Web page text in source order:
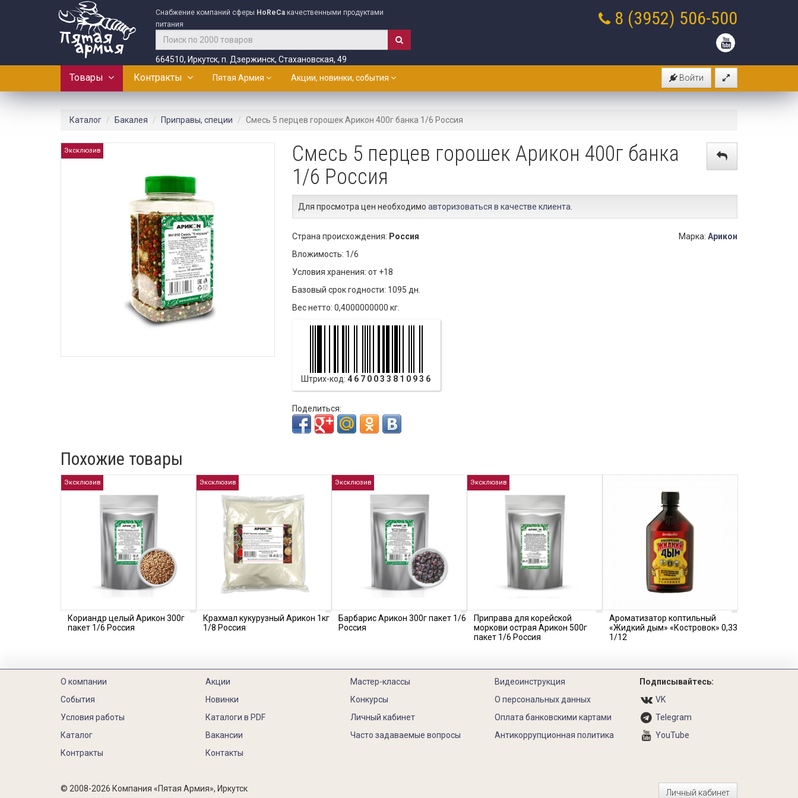
Снабжение компаний сферы HoReCa качественными продуктами
питания
664510, Иркутск, п. Дзержинск, Стахановская, 49
8 (3952) 506-500
Войти
Товары Контракты Пятая Армия Акции, новинки, события
Каталог Бакалея Приправы, специи Смесь 5 перцев горошек Арикон 400г банка 1/6 Россия
Эксклюзив
Смесь 5 перцев горошек Арикон 400г банка
1/6 Россия
Для просмотра цен необходимо авторизоваться в качестве клиента
Страна происхождения: Россия
Вложимость: 1/6
Условия хранения: от +18
Базовый срок годности: 1095 дн.
Вес нетто: 0,4000000000 кг.
Марка: Арикон
Штрих-код: 4670033810936
Поделиться:
Похожие товары
Эксклюзив
Кориандр целый Арикон 300г
пакет 1/6 Россия
Эксклюзив
Крахмал кукурузный Арикон 1кг
1/8 Россия
Эксклюзив
Барбарис Арикон 300г пакет 1/6
Россия
Эксклюзив
Приправа для корейской
моркови острая Арикон 500г
пакет 1/6 Россия
Ароматизатор коптильный
«Жидкий дым» «Костровок» 0,33
1/12
О компании
События
Условия работы
Каталог
Контракты
Акции
Новинки
Каталоги в PDF
Вакансии
Контакты
Мастер-классы
Конкурсы
Личный кабинет
Часто задаваемые вопросы
Видеоинструкция
О персональных данных
Оплата банковскими картами
Антикоррупционная политика
Подписывайтесь:
VK
Telegram
YouTube
© 2008-2026 Компания «Пятая Армия», Иркутск Личный кабинет